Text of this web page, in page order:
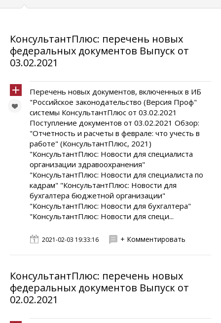
КонсультантПлюс: перечень новых
федеральных документов Выпуск от
03.02.2021
Перечень новых документов, включенных в ИБ
"Российское законодательство (Версия Проф"
системы КонсультантПлюс от 03.02.2021
Поступление документов от 03.02.2021 Обзор:
"Отчетность и расчеты в феврале: что учесть в
работе" (КонсультантПлюс, 2021)
"КонсультантПлюс: Новости для специалиста
организации здравоохранения"
"КонсультантПлюс: Новости для специалиста по
кадрам" "КонсультантПлюс: Новости для
бухгалтера бюджетной организации"
"КонсультантПлюс: Новости для бухгалтера"
"КонсультантПлюс: Новости для специ...
2021-02-03 19:33:16 + Комментировать
КонсультантПлюс: перечень новых
федеральных документов Выпуск от
02.02.2021